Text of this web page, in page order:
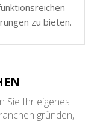
zu bieten.
Sie Ihr eigenes
gründen,